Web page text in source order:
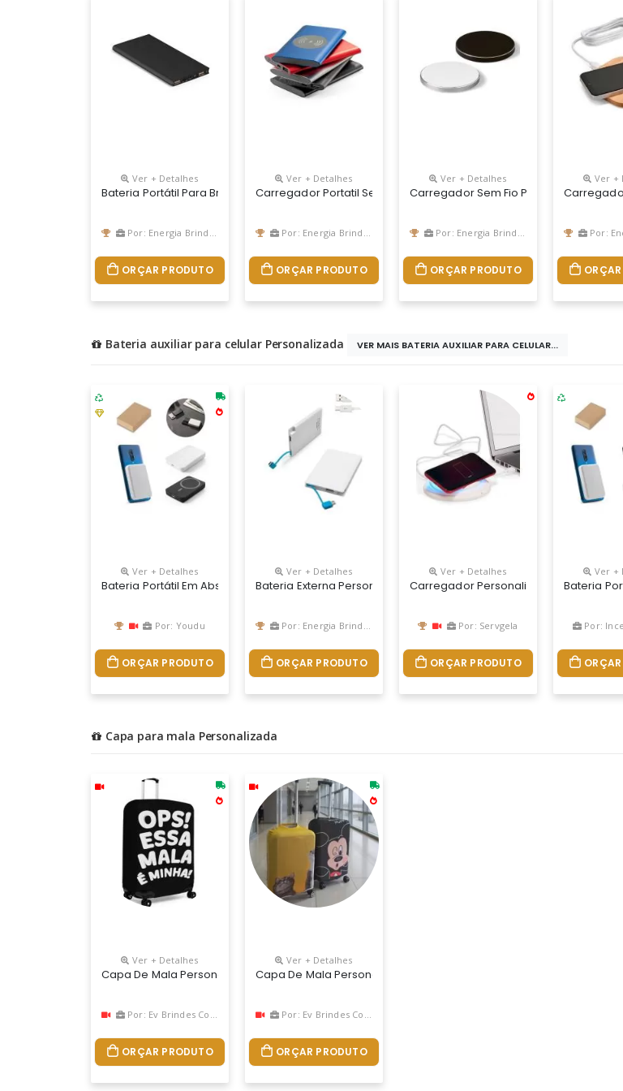
Ver + Detalhes
Bateria Portátil Para Brindes
Por: Energia Brindes
ORÇAR PRODUTO
Ver + Detalhes
Carregador Portatil Sem Fio Personalizado
Por: Energia Brindes
ORÇAR PRODUTO
Ver + Detalhes
Carregador Sem Fio Personalizado
Por: Energia Brindes
ORÇAR PRODUTO
Ver +
Por:
Bateria auxiliar para celular Personalizada VER MAIS BATERIA AUXILIAR PARA CELULAR...
Ver + Detalhes
Bateria Portátil Em Abs 100% Reciclado. Tem Capacidade De 5'000 Mah E Tempo De Vida ? 300
Por: Youdu
ORÇAR PRODUTO
Ver + Detalhes
Bateria Externa Personalizada Para Smartphone
Por: Energia Brindes
ORÇAR PRODUTO
Ver + Detalhes
Carregador Personalizado Sem Fio
Por: Servgela
ORÇAR PRODUTO
Ver +
Bateria
Por:
Capa para mala Personalizada
Ver + Detalhes
Capa De Mala Personalizada Tamanho P – Impressão Digital Total A Capa De Mala
Por: Ev Brindes Corporativo
ORÇAR PRODUTO
Ver + Detalhes
Capa De Mala Personalizada Tamanho M – Impressão Digital Total
Por: Ev Brindes Corporativo
ORÇAR PRODUTO